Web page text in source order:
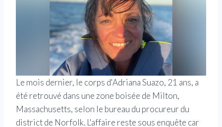
Le mois dernier, le corps d'Adriana Suazo, 21 ans, a
été retrouvé dans une zone boisée de Milton,
Massachusetts, selon le bureau du procureur du
district de Norfolk. L'affaire reste sous enquête car